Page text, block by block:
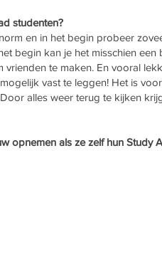
studenten?
en in het begin probeer
begin kan je het misschien
te maken. En vooral
vast te leggen! Het is
alles weer terug te kijken
opnemen als ze zelf hun